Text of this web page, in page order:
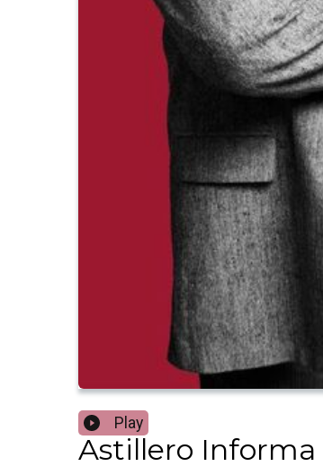
Play
Astillero Informa